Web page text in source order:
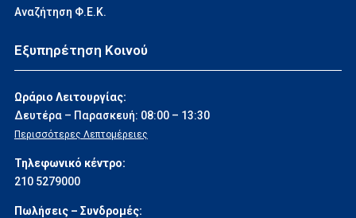
Αναζήτηση Φ.Ε.Κ.
Εξυπηρέτηση Κοινού
Ωράριο Λειτουργίας:
Δευτέρα – Παρασκευή: 08:00 – 13:30
Περισσότερες Λεπτομέρειες
Τηλεφωνικό κέντρο:
210 5279000
Πωλήσεις – Συνδρομές: